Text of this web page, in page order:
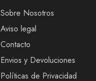
Sobre Nosotros
Aviso legal
Contacto
Envios y Devoluciones
Políticas de Privacidad